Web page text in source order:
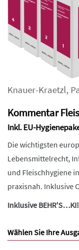
Knauer-Kraetzl,
Kommentar
Inkl. EU-
Die wichtigsten
Lebensmittelrecht,
und Fleischhygiene
praxisnah. Inklusive
Inklusive BEHR'S…KI!
Wählen Sie Ihre